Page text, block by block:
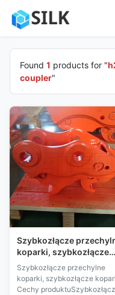
Found 1 products for "
coupler"
Szybkozłącze
koparki, szybkozłącze
koparki
Szybkozłącze przechylne
koparki, szybkozłącze
Cechy